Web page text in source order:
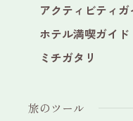
アクティビティガ
ホテル満喫ガイド
ミチガタリ
旅のツール